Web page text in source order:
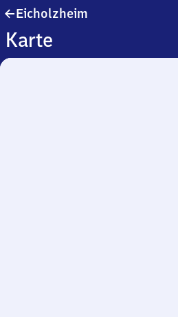
Eicholzheim
Karte